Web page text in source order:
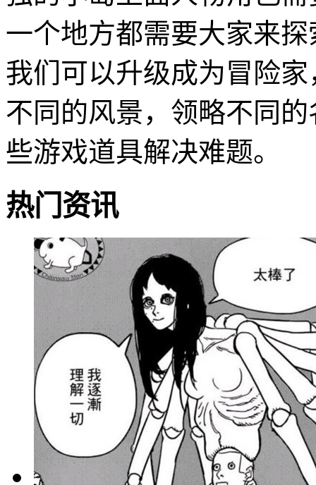
一个地方都需要大家来
我们可以升级成为冒险
不同的风景，领略不同
些游戏道具解决难题。
热门资讯